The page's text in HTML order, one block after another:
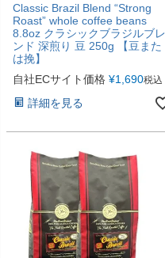
Classic Brazil Blend “Strong
Roast” whole coffee beans
8.8oz クラシックブラジルブレ
ンド 深煎り 豆 250g 【豆また
は挽】
自社ECサイト価格 ¥1,690税込
詳細を見る